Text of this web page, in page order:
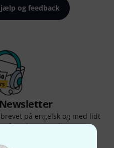
og feedback
på engelsk og med lidt
hver værdi50 €!